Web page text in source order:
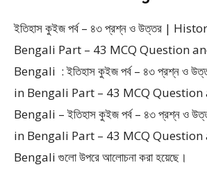
ইতিহাস কুইজ পর্ব – ৪৩ প্রশ্ন ও উত্তর |
Bengali Part – 43 MCQ Question
Bengali : ইতিহাস কুইজ পর্ব – ৪৩ প্রশ্ন ও
in Bengali Part – 43 MCQ
Bengali – ইতিহাস কুইজ পর্ব – ৪৩ প্রশ্ন ও
in Bengali Part – 43 MCQ
Bengali গুলো উপরে আলোচনা করা হয়েছে।